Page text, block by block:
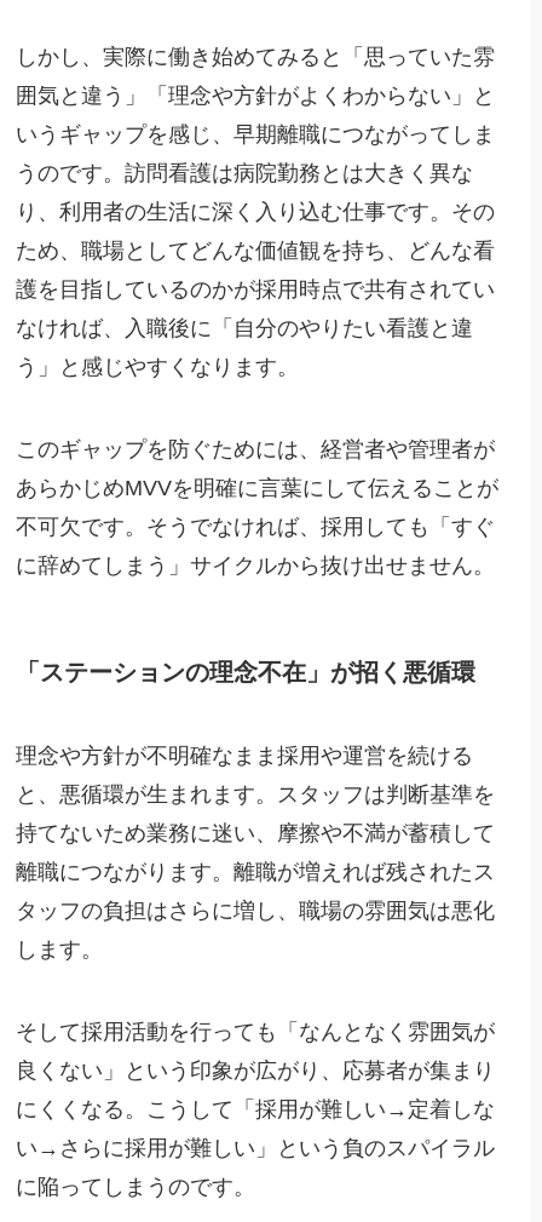
しかし、実際に働き始めてみると「思っていた雰
囲気と違う」「理念や方針がよくわからない」と
いうギャップを感じ、早期離職につながってしま
うのです。訪問看護は病院勤務とは大きく異な
り、利用者の生活に深く入り込む仕事です。その
ため、職場としてどんな価値観を持ち、どんな看
護を目指しているのかが採用時点で共有されてい
なければ、入職後に「自分のやりたい看護と違
う」と感じやすくなります。
このギャップを防ぐためには、経営者や管理者が
あらかじめMVVを明確に言葉にして伝えることが
不可欠です。そうでなければ、採用しても「すぐ
に辞めてしまう」サイクルから抜け出せません。
「ステーションの理念不在」が招く悪循環
理念や方針が不明確なまま採用や運営を続ける
と、悪循環が生まれます。スタッフは判断基準を
持てないため業務に迷い、摩擦や不満が蓄積して
離職につながります。離職が増えれば残されたス
タッフの負担はさらに増し、職場の雰囲気は悪化
します。
そして採用活動を行っても「なんとなく雰囲気が
良くない」という印象が広がり、応募者が集まり
にくくなる。こうして「採用が難しい→定着しな
い→さらに採用が難しい」という負のスパイラル
に陥ってしまうのです。